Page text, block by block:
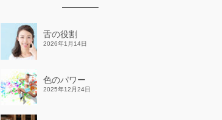
舌の役割
2026年1月14日
色のパワー
2025年12月24日